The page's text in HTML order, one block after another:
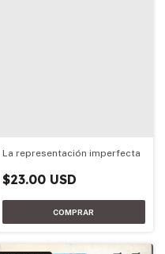
La representación imperfecta
$23.00 USD